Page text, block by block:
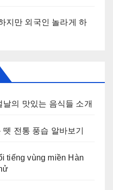
지만 외국인 놀라게 하
날의 맛있는 음식들 소개
전통 풍습 알바보기
tiếng vùng miền Hàn